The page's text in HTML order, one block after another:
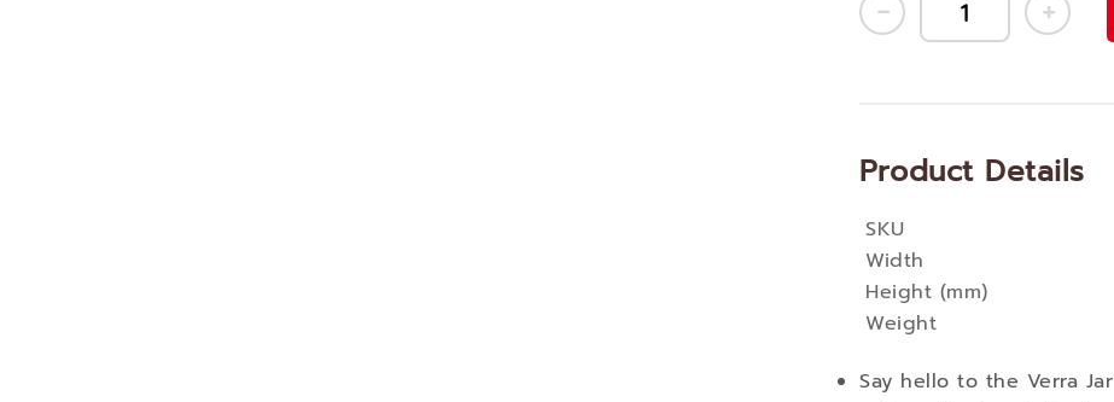
Say hello to the Verra Jar
Product Details
More
Information
Height (mm)
SKU
Weight
Width